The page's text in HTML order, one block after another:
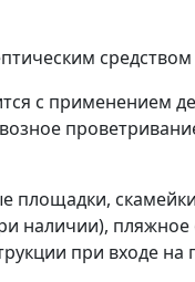
с применением
площадки,
наличии),
при входе на